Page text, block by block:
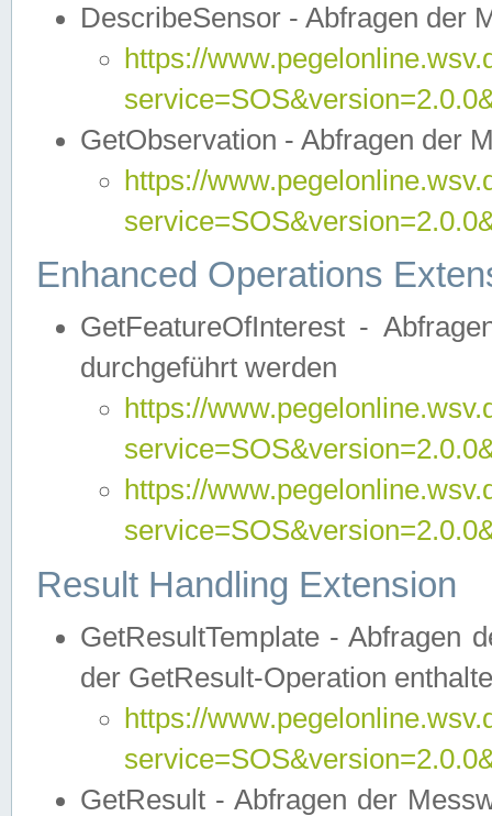
DescribeSensor - Abfragen der
https://
GetObservation - Abfragen der
https://
Enhanced Operations
GetFeatureOfInterest -
durchgeführt werden
https://
https://
Result Handling Extension
GetResultTemplate - Abfragen
der GetResult-Operation
https://
GetResult - Abfragen der